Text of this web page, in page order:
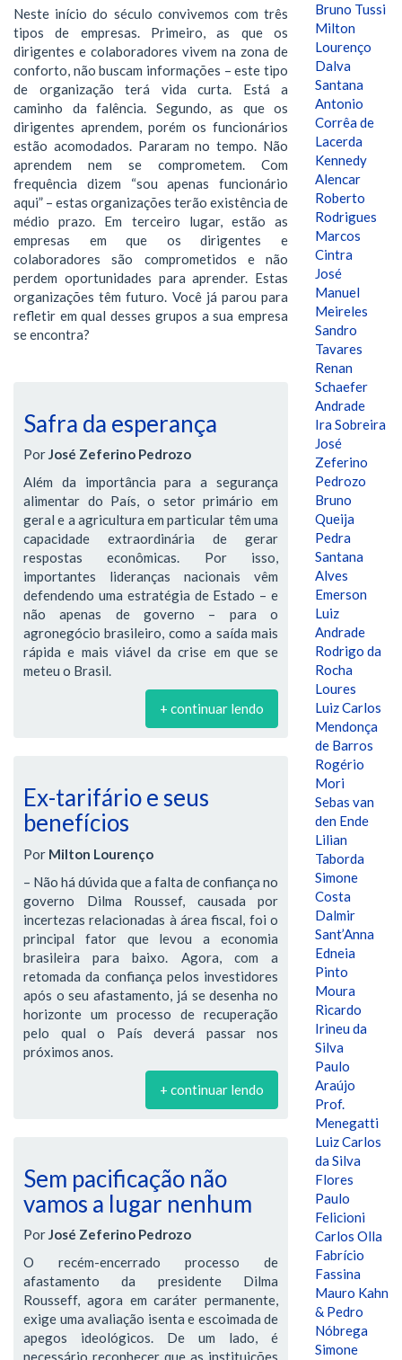
Neste início do século convivemos com três
tipos de empresas. Primeiro, as que os
dirigentes e colaboradores vivem na zona de
conforto, não buscam informações – este tipo
de organização terá vida curta. Está a
caminho da falência. Segundo, as que os
dirigentes aprendem, porém os funcionários
estão acomodados. Pararam no tempo. Não
aprendem nem se comprometem. Com
frequência dizem “sou apenas funcionário
aqui” – estas organizações terão existência de
médio prazo. Em terceiro lugar, estão as
empresas em que os dirigentes e
colaboradores são comprometidos e não
perdem oportunidades para aprender. Estas
organizações têm futuro. Você já parou para
refletir em qual desses grupos a sua empresa
se encontra?
Safra da esperança
PorJosé Zeferino Pedrozo
Além da importância para a segurança
alimentar do País, o setor primário em
geral e a agricultura em particular têm uma
capacidade extraordinária de gerar
respostas econômicas. Por isso,
importantes lideranças nacionais vêm
defendendo uma estratégia de Estado – e
não apenas de governo – para o
agronegócio brasileiro, como a saída mais
rápida e mais viável da crise em que se
meteu o Brasil.
+ continuar lendo
Ex-tarifário e seus
benefícios
Por Milton Lourenço
– Não há dúvida que a falta de confiança no
governo Dilma Roussef, causada por
incertezas relacionadas à área fiscal, foi o
principal fator que levou a economia
brasileira para baixo. Agora, com a
retomada da confiança pelos investidores
após o seu afastamento, já se desenha no
horizonte um processo de recuperação
pelo qual o País deverá passar nos
próximos anos.
+ continuar lendo
Sem pacificação não
vamos a lugar nenhum
PorJosé Zeferino Pedrozo
O recém-encerrado processo de
afastamento da presidente Dilma
Rousseff, agora em caráter permanente,
exige uma avaliação isenta e escoimada de
apegos ideológicos. De um lado, é
necessário reconhecer que as instituições
Bruno Tussi
Milton
Lourenço
Dalva
Santana
Antonio
Corrêa de
Lacerda
Kennedy
Alencar
Roberto
Rodrigues
Marcos
Cintra
José
Manuel
Meireles
Sandro
Tavares
Renan
Schaefer
Andrade
Ira Sobreira
José
Zeferino
Pedrozo
Bruno
Queija
Pedra
Santana
Alves
Emerson
Luiz
Andrade
Rodrigo da
Rocha
Loures
Luiz Carlos
Mendonça
de Barros
Rogério
Mori
Sebas van
den Ende
Lilian
Taborda
Simone
Costa
Dalmir
Sant’Anna
Edneia
Pinto
Moura
Ricardo
Irineu da
Silva
Paulo
Araújo
Prof.
Menegatti
Luiz Carlos
da Silva
Flores
Paulo
Felicioni
Carlos Olla
Fabrício
Fassina
Mauro Kahn
& Pedro
Nóbrega
Simone